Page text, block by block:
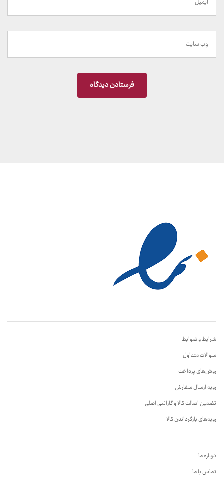
شرایط و ضوابط
سوالات متداول
روش‌های پرداخت
رویه ارسال سفارش
تضمین اصالت کالا و گارانتی اصلی
رویه‌های بازگرداندن کالا
درباره ما
تماس با ما